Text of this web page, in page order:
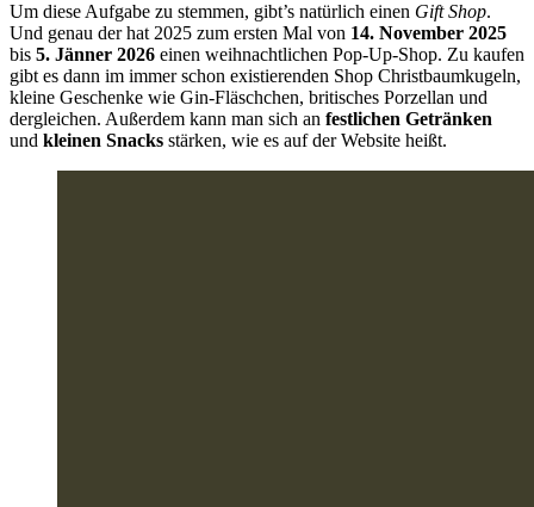
Um diese Aufgabe zu stemmen, gibt’s natürlich einen Gift Shop.
Und genau der hat 2025 zum ersten Mal von 14. November 2025
bis 5. Jänner 2026 einen weihnachtlichen Pop-Up-Shop. Zu kaufen
gibt es dann im immer schon existierenden Shop Christbaumkugeln,
kleine Geschenke wie Gin-Fläschchen, britisches Porzellan und
dergleichen. Außerdem kann man sich an festlichen Getränken
und kleinen Snacks stärken, wie es auf der Website heißt.